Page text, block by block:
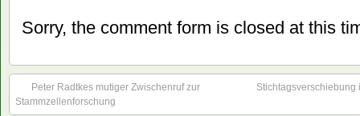
Sorry, the comment form is closed at this
Peter Radtkes mutiger Zwischenruf zur
Stammzellenforschung
Stichtagsverschiebung